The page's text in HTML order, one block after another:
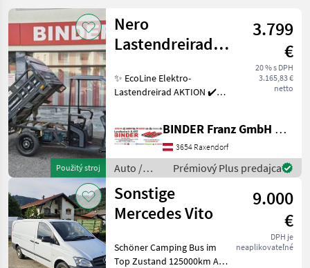
Marketplace
Ponuky
predajcov
Drobné
inzeráty
Použitý stroj
Nero
Lastendreirad
TukTuk
3.799
€
20 % s DPH
3.165,83 €
netto
✨ EcoLine Elektro-
Lastendreirad AKTION ✔️
Ausführung ✔️ mit 45km/h
und Dach ✔️ optimal für
jeden Betrieb, Hof oder
BINDER Franz GmbH & CoKG
3654 Raxendorf
Auto /
Motocykle
/ Nero
Prémiový Plus predajca
Sonstige
Mercedes Vito
9.000
€
DPH je
neaplikovateľné
Schöner Camping Bus im
Top Zustand 125000km Als